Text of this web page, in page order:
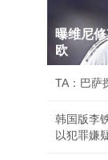
曝维尼
欧
TA：巴萨
韩国版李
以犯罪嫌